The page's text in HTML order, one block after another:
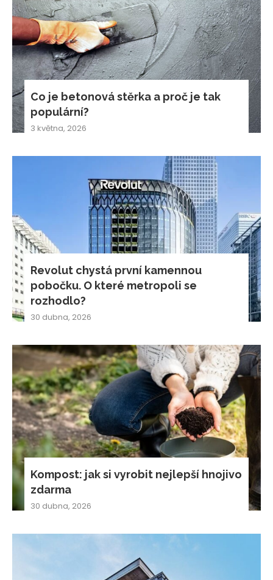
Co je betonová stěrka a proč je tak
populární?
3 května, 2026
Revolut chystá první kamennou
pobočku. O které metropoli se
rozhodlo?
30 dubna, 2026
Kompost: jak si vyrobit nejlepší hnojivo
zdarma
30 dubna, 2026